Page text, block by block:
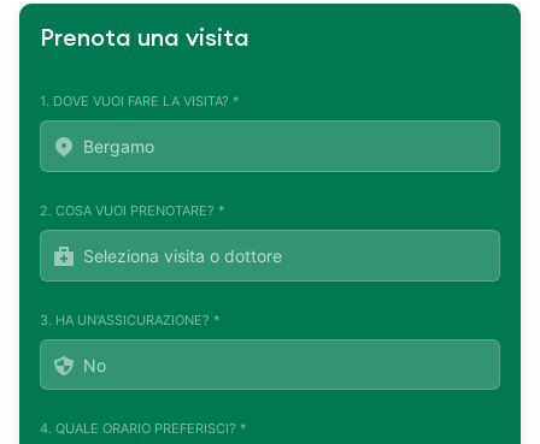
Prenota una visita
1. DOVE VUOI FARE LA VISITA? *
2. COSA VUOI PRENOTARE? *
3. HA UN'ASSICURAZIONE? *
4. QUALE ORARIO PREFERISCI? *